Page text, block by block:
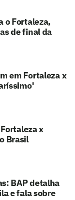
o Fortaleza,
de final da
em Fortaleza x
x
Brasil
BAP detalha
e fala sobre